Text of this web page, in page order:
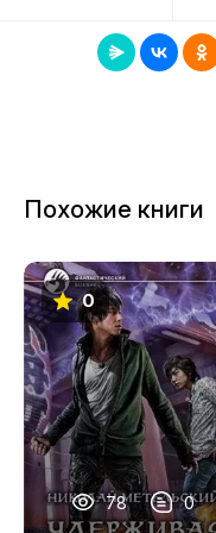
12
13
14
15
16
17
18
Похожие книги
0
78 0